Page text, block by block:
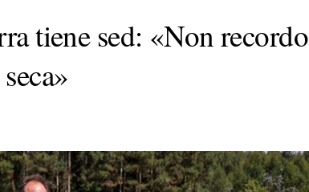
tiene sed: «Non recordo
»